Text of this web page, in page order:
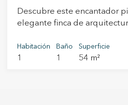
Descubre este encantador
elegante finca de
conservan todo el carácter y
barrio. La finca dispone de la
Habitación
1
Baño
1
Superficie
54 m²